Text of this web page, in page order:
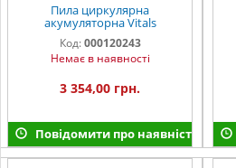
Пила циркулярна
акумуляторна Vitals
Professional ARg 18165Pa BS
Код: 000120243
Немає в наявності
3 354,00 грн.
Повідомити про наявність